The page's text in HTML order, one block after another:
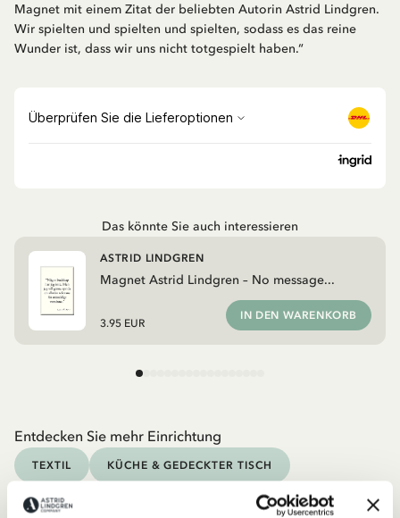
Magnet mit einem Zitat der beliebten Autorin Astrid Lindgren.
Wir spielten und spielten und spielten, sodass es das reine
Wunder ist, dass wir uns nicht totgespielt haben.“
Das könnte Sie auch interessieren
Magnet Astrid Lindgren – No message...
ASTRID LINDGREN
3.95 EUR
IN DEN WARENKORB
Entdecken Sie mehr Einrichtung
TEXTIL KÜCHE & GEDECKTER TISCH
TASSEN & BECHER